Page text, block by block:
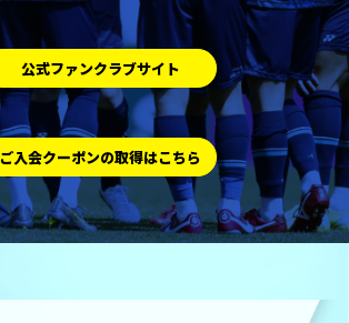
公式ファンクラブサイト
ご入会クーポンの取得はこちら